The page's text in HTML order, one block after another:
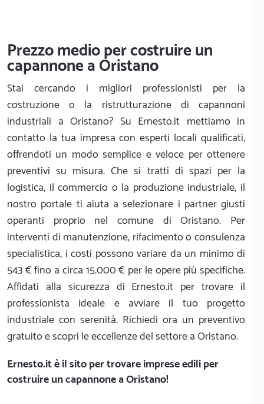
Prezzo medio per costruire un
capannone a Oristano
Stai cercando i migliori professionisti per la
costruzione o la ristrutturazione di capannoni
industriali a Oristano? Su Ernesto.it mettiamo in
contatto la tua impresa con esperti locali qualificati,
offrendoti un modo semplice e veloce per ottenere
preventivi su misura. Che si tratti di spazi per la
logistica, il commercio o la produzione industriale, il
nostro portale ti aiuta a selezionare i partner giusti
operanti proprio nel comune di Oristano. Per
interventi di manutenzione, rifacimento o consulenza
specialistica, i costi possono variare da un minimo di
543 € fino a circa 15.000 € per le opere più specifiche.
Affidati alla sicurezza di Ernesto.it per trovare il
professionista ideale e avviare il tuo progetto
industriale con serenità. Richiedi ora un preventivo
gratuito e scopri le eccellenze del settore a Oristano.
Ernesto.itè il sito per trovare imprese edili per
costruire un capannone a Oristano!